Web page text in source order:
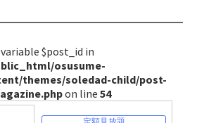
$post_id in
osusume-
themes/soledad-child/post-
on line 54